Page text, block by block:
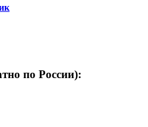
по России):